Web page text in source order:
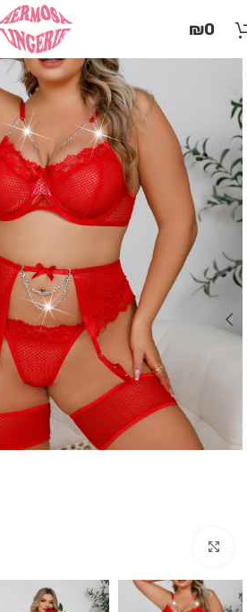
זֶה
הישראלי
לְהַנְגָּשָׁת
אָתָרִים".
הַמְּסַיַּעַת
לִנְגִישׁוּת
הָאֲתָר.
לִפְתִיחַת
הֵנְּגִישׁוּת
לְחַץ
₪0